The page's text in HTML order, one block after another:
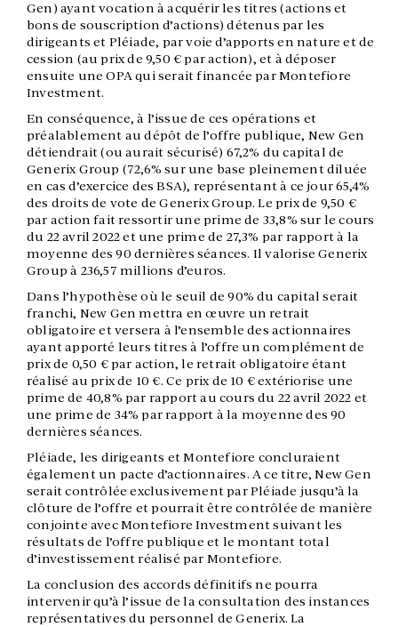
Gen) ayant vocation à acquérir les titres (actions et
bons de souscription d’actions) détenus par les
dirigeants et Pléiade, par voie d’apports en nature et de
cession (au prix de 9,50 € par action), et à déposer
ensuite une OPA qui serait financée par Montefiore
Investment.
En conséquence, à l’issue de ces opérations et
préalablement au dépôt de l’offre publique, New Gen
détiendrait (ou aurait sécurisé) 67,2% du capital de
Generix Group (72,6% sur une base pleinement diluée
en cas d’exercice des BSA), représentant à ce jour 65,4%
des droits de vote de Generix Group. Le prix de 9,50 €
par action fait ressortir une prime de 33,8% sur le cours
du 22 avril 2022 et une prime de 27,3% par rapport à la
moyenne des 90 dernières séances. Il valorise Generix
Group à 236,57 millions d’euros.
Dans l’hypothèse où le seuil de 90% du capital serait
franchi, New Gen mettra en œuvre un retrait
obligatoire et versera à l’ensemble des actionnaires
ayant apporté leurs titres à l’offre un complément de
prix de 0,50 € par action, le retrait obligatoire étant
réalisé au prix de 10 €. Ce prix de 10 € extériorise une
prime de 40,8% par rapport au cours du 22 avril 2022 et
une prime de 34% par rapport à la moyenne des 90
dernières séances.
Pléiade, les dirigeants et Montefiore concluraient
également un pacte d’actionnaires. A ce titre, New Gen
serait contrôlée exclusivement par Pléiade jusqu’à la
clôture de l’offre et pourrait être contrôlée de manière
conjointe avec Montefiore Investment suivant les
résultats de l’offre publique et le montant total
d’investissement réalisé par Montefiore.
La conclusion des accords définitifs ne pourra
intervenir qu’à l’issue de la consultation des instances
représentatives du personnel de Generix. La